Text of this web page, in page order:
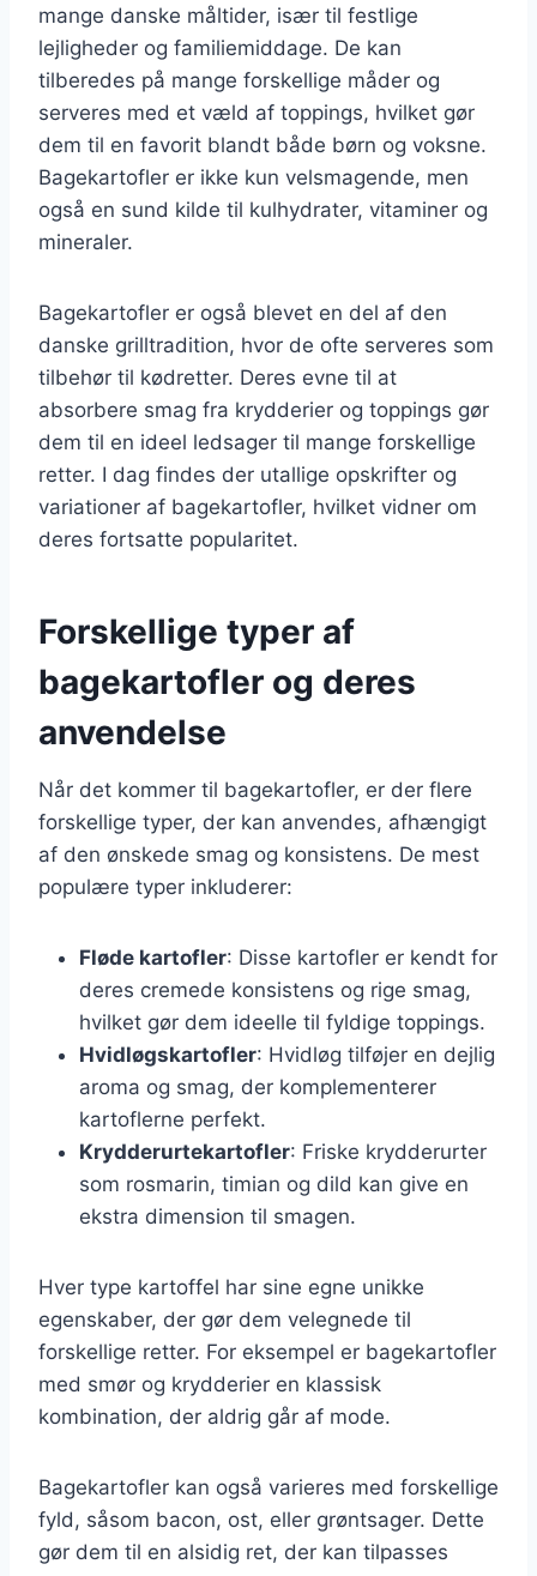
mange danske måltider, især til festlige
lejligheder og familiemiddage. De kan
tilberedes på mange forskellige måder og
serveres med et væld af toppings, hvilket gør
dem til en favorit blandt både børn og voksne.
Bagekartofler er ikke kun velsmagende, men
også en sund kilde til kulhydrater, vitaminer og
mineraler.
Bagekartofler er også blevet en del af den
danske grilltradition, hvor de ofte serveres som
tilbehør til kødretter. Deres evne til at
absorbere smag fra krydderier og toppings gør
dem til en ideel ledsager til mange forskellige
retter. I dag findes der utallige opskrifter og
variationer af bagekartofler, hvilket vidner om
deres fortsatte popularitet.
Forskellige typer af
bagekartofler og deres
anvendelse
Når det kommer til bagekartofler, er der flere
forskellige typer, der kan anvendes, afhængigt
af den ønskede smag og konsistens. De mest
populære typer inkluderer:
Fløde kartofler: Disse kartofler er kendt for
deres cremede konsistens og rige smag,
hvilket gør dem ideelle til fyldige toppings.
Hvidløgskartofler: Hvidløg tilføjer en dejlig
aroma og smag, der komplementerer
kartoflerne perfekt.
Krydderurtekartofler: Friske krydderurter
som rosmarin, timian og dild kan give en
ekstra dimension til smagen.
Hver type kartoffel har sine egne unikke
egenskaber, der gør dem velegnede til
forskellige retter. For eksempel er bagekartofler
med smør og krydderier en klassisk
kombination, der aldrig går af mode.
Bagekartofler kan også varieres med forskellige
fyld, såsom bacon, ost, eller grøntsager. Dette
gør dem til en alsidig ret, der kan tilpasses